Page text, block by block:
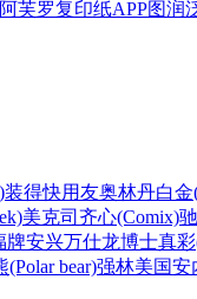
阿芙罗复印纸APP图润
装得快用友奥林丹白
美克司 齐心(Comix)
牌安兴万仕龙博士真
(Polar bear)强林美国安